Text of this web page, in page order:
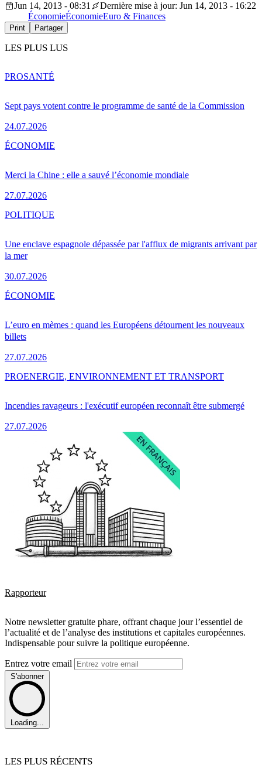
Jun 14, 2013 - 08:31
Dernière mise à jour: Jun 14, 2013 - 16:22
ÉconomieÉconomieEuro & Finances
Print Partager
LES PLUS LUS
Sept pays votent contre le programme de santé de la Commission
24.07.2026
PROSANTÉ
Merci la Chine : elle a sauvé l’économie mondiale
27.07.2026
ÉCONOMIE
Une enclave espagnole dépassée par l'afflux de migrants arrivant par
la mer
30.07.2026
POLITIQUE
L’euro en mèmes : quand les Européens détournent les nouveaux
billets
27.07.2026
ÉCONOMIE
Incendies ravageurs : l'exécutif européen reconnaît être submergé
27.07.2026
PROENERGIE, ENVIRONNEMENT ET TRANSPORT
Rapporteur
Notre newsletter gratuite phare, offrant chaque jour l’essentiel de
l’actualité et de l’analyse des institutions et capitales européennes.
Indispensable pour suivre la politique européenne.
Entrez votre email
S'abonner
Loading...
LES PLUS RÉCENTS